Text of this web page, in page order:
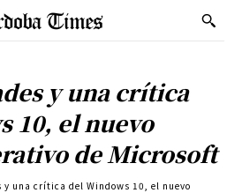
y una crítica
10, el nuevo
de Microsoft
y una crítica del Windows 10, el nuevo